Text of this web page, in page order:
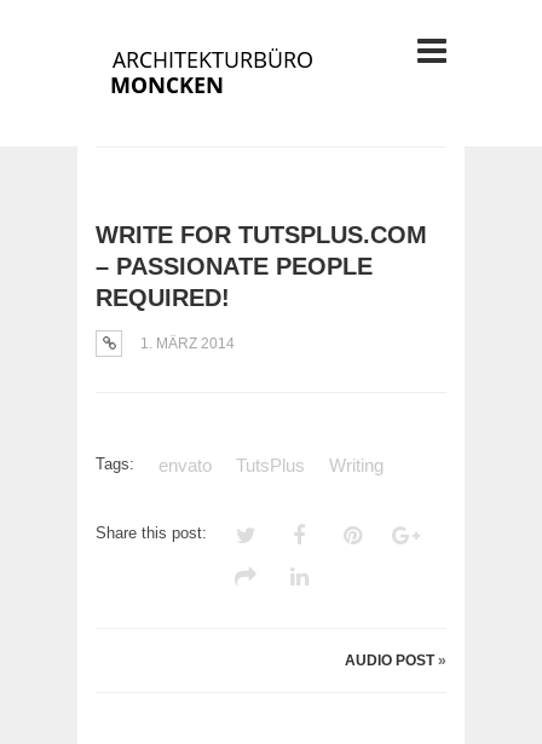
WRITE FOR TUTSPLUS.COM
– PASSIONATE PEOPLE
REQUIRED!
1. MÄRZ 2014
Tags: envato TutsPlus Writing
Share this post:
AUDIO POST»